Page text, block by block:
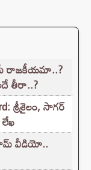
రాజకీయమా..?
తీరా..?
శ్రీశైలం, సాగర్
వీడియో..